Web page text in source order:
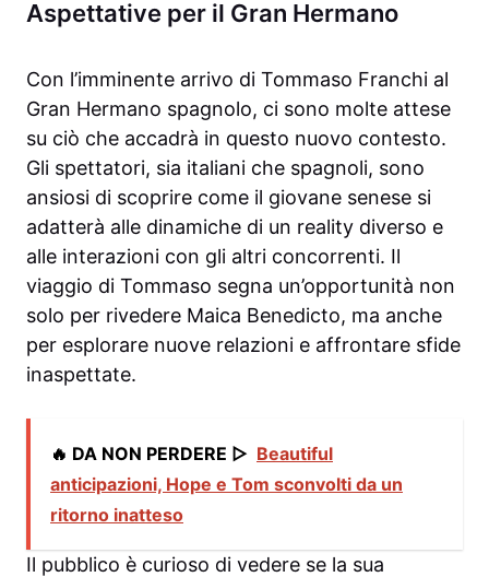
Aspettative per il Gran Hermano
Con l’imminente arrivo di Tommaso Franchi al
Gran Hermano spagnolo, ci sono molte attese
su ciò che accadrà in questo nuovo contesto.
Gli spettatori, sia italiani che spagnoli, sono
ansiosi di scoprire come il giovane senese si
adatterà alle dinamiche di un reality diverso e
alle interazioni con gli altri concorrenti. Il
viaggio di Tommaso segna un’opportunità non
solo per rivedere Maica Benedicto, ma anche
per esplorare nuove relazioni e affrontare sfide
inaspettate.
🔥 DA NON PERDERE ▷ Beautiful
anticipazioni, Hope e Tom sconvolti da un
ritorno inatteso
Il pubblico è curioso di vedere se la sua